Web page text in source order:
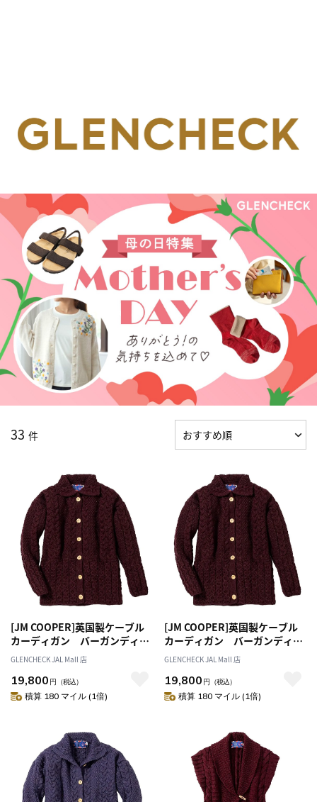
33 件
[JM COOPER]英国製ケーブル
カーディガン バーガンディ
M
GLENCHECK JAL Mall 店
19,800 円 （税込）
積算 180 マイル (1倍)
[JM COOPER]英国製ケーブル
カーディガン バーガンディ
L
GLENCHECK JAL Mall 店
19,800 円 （税込）
積算 180 マイル (1倍)